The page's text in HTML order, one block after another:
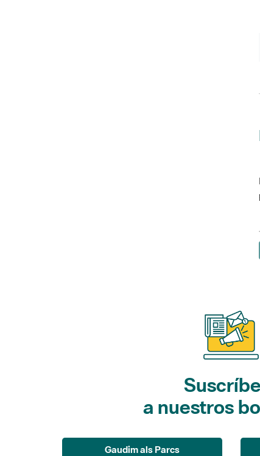
a nuestros
Gaudim als Parcs